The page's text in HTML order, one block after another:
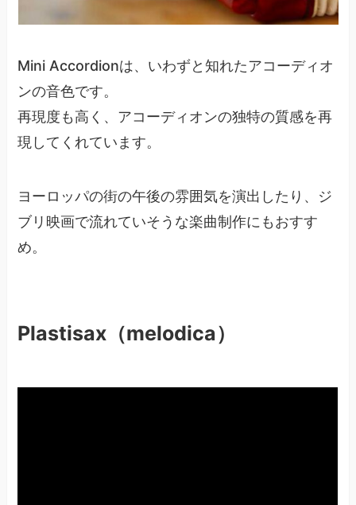
Mini Accordionは、いわずと知れたアコーディオ
ンの音色です。
再現度も高く、アコーディオンの独特の質感を再
現してくれています。
ヨーロッパの街の午後の雰囲気を演出したり、ジ
ブリ映画で流れていそうな楽曲制作にもおすす
め。
Plastisax（melodica）